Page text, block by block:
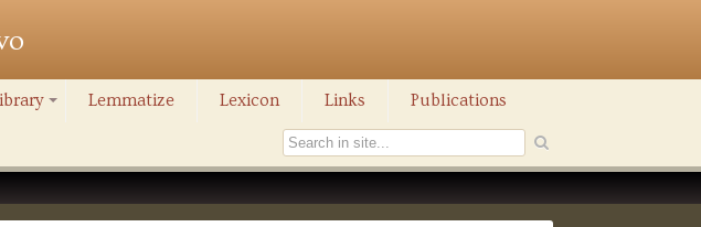
Lemmatize Lexicon Links Publications